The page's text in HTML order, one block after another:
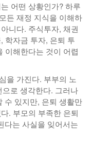
어떤 상황인가? 하루
든 재정 지식을 이해하
니다. 주식투자, 채권
학자금 투자, 은퇴 투
이해한다는 것이 어렵
을 가진다. 부부의 노
로 생각한다. 그러나
수 있지만, 은퇴 생활만
. 부모의 부족한 은퇴
다는 사실을 잊어서는